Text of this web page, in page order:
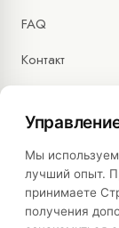
FAQ
Контакт
Правовая
Политики
Мы
лучший опыт.
принимаете
получения